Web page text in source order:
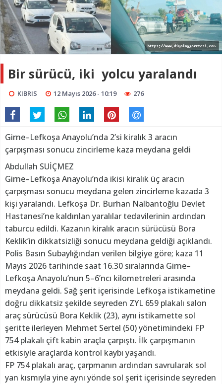
Bir sürücü, iki yolcu yaralandı
KIBRIS 12 Mayıs 2026 - 10:19 276
Girne–Lefkoşa Anayolu’nda 2’si kiralık 3 aracın
çarpışması sonucu zincirleme kaza meydana geldi
Abdullah SUİÇMEZ
Girne–Lefkoşa Anayolu’nda ikisi kiralık üç aracın
çarpışması sonucu meydana gelen zincirleme kazada 3
kişi yaralandı. Lefkoşa Dr. Burhan Nalbantoğlu Devlet
Hastanesi’ne kaldırılan yaralılar tedavilerinin ardından
taburcu edildi. Kazanın kiralık aracın sürücüsü Bora
Keklik’in dikkatsizliği sonucu meydana geldiği açıklandı.
Polis Basın Subaylığından verilen bilgiye göre; kaza 11
Mayıs 2026 tarihinde saat 16.30 sıralarında Girne–
Lefkoşa Anayolu’nun 5–6’ncı kilometreleri arasında
meydana geldi. Sağ şerit içerisinde Lefkoşa istikametine
doğru dikkatsiz şekilde seyreden ZYL 659 plakalı salon
araç sürücüsü Bora Keklik (23), aynı istikamette sol
şeritte ilerleyen Mehmet Sertel (50) yönetimindeki FP
754 plakalı çift kabin araçla çarpıştı. İlk çarpışmanın
etkisiyle araçlarda kontrol kaybı yaşandı.
FP 754 plakalı araç, çarpmanın ardından savrularak sol
yan kısmıyla yine aynı yönde sol şerit içerisinde seyreden